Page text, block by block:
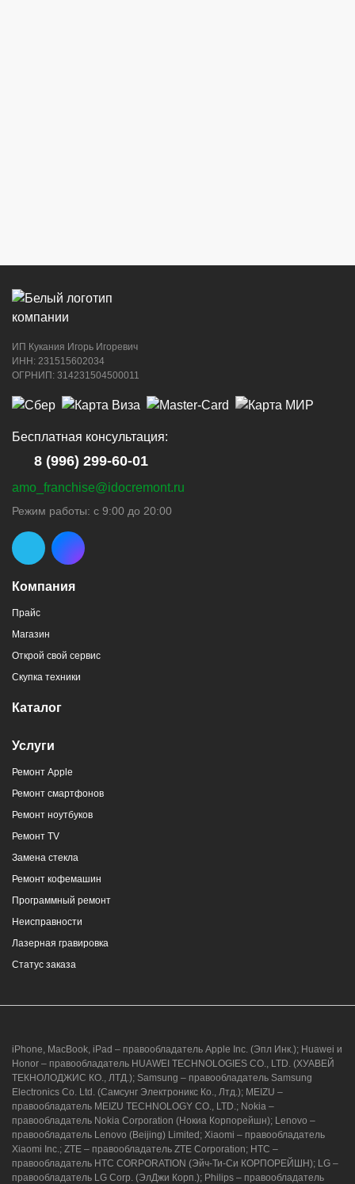
ИП Кукания Игорь Игоревич
ИНН: 231515602034
ОГРНИП: 314231504500011
Компания
Прайс
Магазин
Открой свой сервис
Скупка техники
Каталог
Услуги
Ремонт Apple
Ремонт смартфонов
Ремонт ноутбуков
Ремонт TV
Замена стекла
Ремонт кофемашин
Программный ремонт
Неисправности
Лазерная гравировка
Статус заказа
Бесплатная консультация:
8 (996) 299-60-01
amo_franchise@idocremont.ru
Режим работы: с 9:00 до 20:00
iPhone, MacBook, iPad – правообладатель Apple Inc. (Эпл Инк.); Huawei и
Honor – правообладатель HUAWEI TECHNOLOGIES CO., LTD. (ХУАВЕЙ
ТЕКНОЛОДЖИС КО., ЛТД.); Samsung – правообладатель Samsung
Electronics Co. Ltd. (Самсунг Электроникс Ко., Лтд.); MEIZU –
правообладатель MEIZU TECHNOLOGY CO., LTD.; Nokia –
правообладатель Nokia Corporation (Нокиа Корпорейшн); Lenovo –
правообладатель Lenovo (Beijing) Limited; Xiaomi – правообладатель
Xiaomi Inc.; ZTE – правообладатель ZTE Corporation; HTC –
правообладатель HTC CORPORATION (Эйч-Ти-Си КОРПОРЕЙШН); LG –
правообладатель LG Corp. (ЭлДжи Корп.); Philips – правообладатель